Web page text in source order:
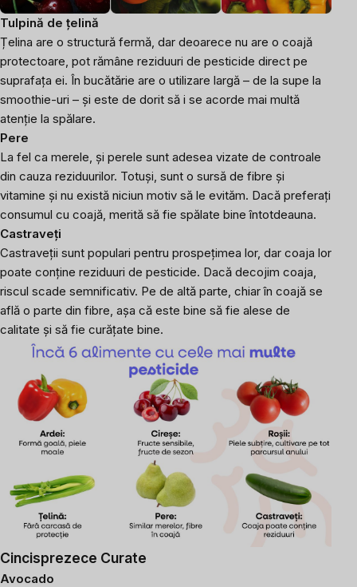
Tulpină de țelină
Țelina are o structură fermă, dar deoarece nu are o coajă
protectoare, pot rămâne reziduuri de pesticide direct pe
suprafața ei. În bucătărie are o utilizare largă – de la supe la
smoothie-uri – și este de dorit să i se acorde mai multă
atenție la spălare.
Pere
La fel ca merele, și perele sunt adesea vizate de controale
din cauza reziduurilor. Totuși, sunt o sursă de fibre și
vitamine și nu există niciun motiv să le evităm. Dacă preferați
consumul cu coajă, merită să fie spălate bine întotdeauna.
Castraveți
Castraveții sunt populari pentru prospețimea lor, dar coaja lor
poate conține reziduuri de pesticide. Dacă decojim coaja,
riscul scade semnificativ. Pe de altă parte, chiar în coajă se
află o parte din fibre, așa că este bine să fie alese de
calitate și să fie curățate bine.
Cincisprezece Curate
Avocado